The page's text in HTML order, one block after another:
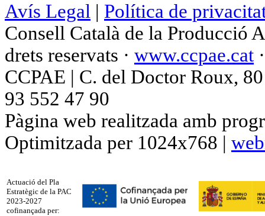
Avís Legal | Política de
Consell Català de la Producció
drets reservats · www.ccpae.cat
CCPAE | C. del Doctor Roux,
93 552 47 90
Pàgina web realitzada amb
Optimitzada per 1024x768 |
Actuació del Pla
Estratègic de la PAC
2023-2027
cofinançada per: